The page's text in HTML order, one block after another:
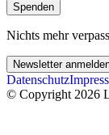
Spenden
Nichts mehr
Newsletter
Datenschutz
© Copyright 2026